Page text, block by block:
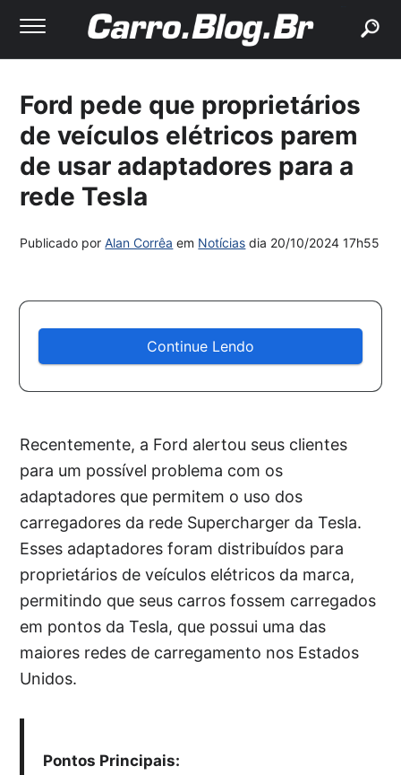
Ford pede que proprietários
de veículos elétricos parem
de usar adaptadores para a
rede Tesla
Publicado porAlan Corrêa em Notícias dia 20/10/2024 17h55
Continue Lendo
Recentemente, a Ford alertou seus clientes
para um possível problema com os
adaptadores que permitem o uso dos
carregadores da rede Supercharger da Tesla.
Esses adaptadores foram distribuídos para
proprietários de veículos elétricos da marca,
permitindo que seus carros fossem carregados
em pontos da Tesla, que possui uma das
maiores redes de carregamento nos Estados
Unidos.
Pontos Principais: